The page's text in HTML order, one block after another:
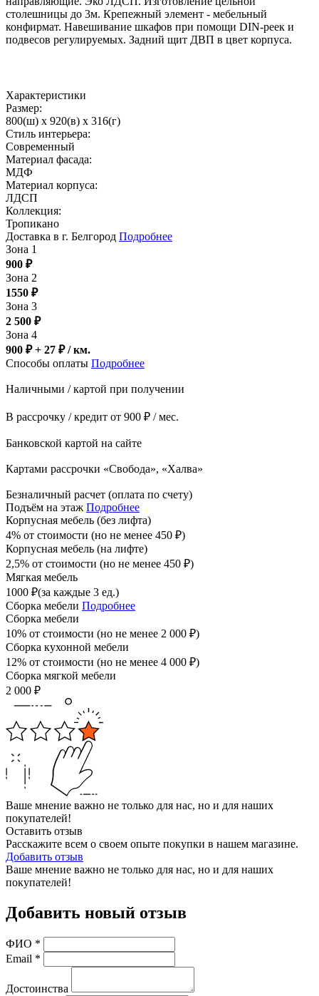
столешницы до 3м. Крепежный элемент - мебельный
конфирмат. Навешивание шкафов при помощи DIN-реек и
подвесов регулируемых. Задний щит ДВП в цвет корпуса.
Характеристики
Размер:
800(ш) x 920(в) x 316(г)
Стиль интерьера:
Современный
Материал фасада:
МДФ
Материал корпуса:
ЛДСП
Коллекция:
Тропикано
Доставка в г. Белгород Подробнее
Зона 1
900 ₽
Зона 2
1550 ₽
Зона 3
2 500 ₽
Зона 4
900 ₽ + 27 ₽/ км.
Способы оплаты Подробнее
Наличными / картой при получении
В рассрочку / кредит от 900 ₽ / мес.
Банковской картой на сайте
Картами рассрочки «Свобода», «Халва»
Безналичный расчет (оплата по счету)
Подъём на этаж Подробнее
Корпусная мебель (без лифта)
4% от стоимости (но не менее 450 ₽)
Корпусная мебель (на лифте)
2,5% от стоимости (но не менее 450 ₽)
Мягкая мебель
1000 ₽(за каждые 3 ед.)
Сборка мебели Подробнее
Сборка мебели
10% от стоимости (но не менее 2 000 ₽)
Сборка кухонной мебели
12% от стоимости (но не менее 4 000 ₽)
Сборка мягкой мебели
2 000 ₽
Ваше мнение важно не только для нас, но и для наших
покупателей!
Оставить отзыв
Расскажите всем о своем опыте покупки в нашем магазине.
Добавить отзыв
Ваше мнение важно не только для нас, но и для наших
покупателей!
Добавить новый отзыв
ФИО *
Email *
Достоинства